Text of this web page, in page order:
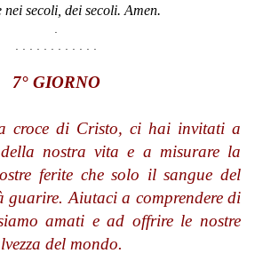
secoli, dei secoli. Amen.
7° GIORNO
croce di Cristo, ci hai invitati a
nostra vita e a misurare la
ferite che solo il sangue del
Aiutaci a comprendere di
amati e ad offrire le nostre
del mondo.